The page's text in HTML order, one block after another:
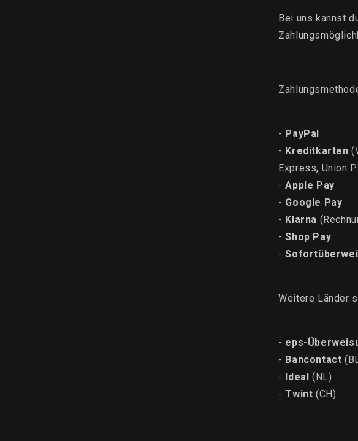
Bei uns kannst
- PayPal
- Kreditkarten
Express, Union
-Apple Pay
- Google Pay
- Klarna
-Shop Pay
-
Weitere Länder
- eps-
- Bancontact
- Ideal (NL)
-Twint(CH)